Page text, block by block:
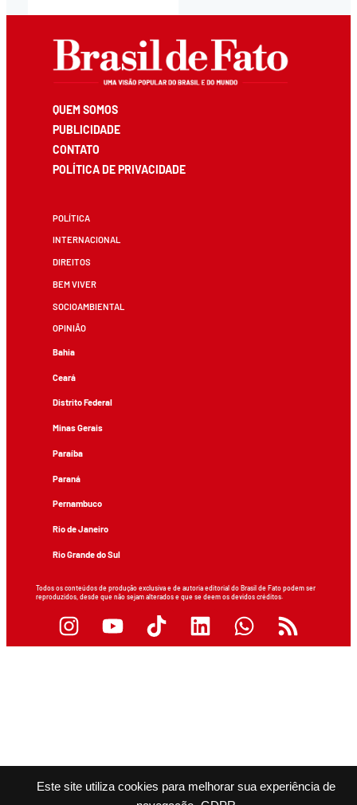
Este site utiliza cookies para melhorar sua experiência de
QUEM SOMOS
PUBLICIDADE
CONTATO
POLÍTICA DE PRIVACIDADE
POLÍTICA
INTERNACIONAL
DIREITOS
BEM VIVER
SOCIOAMBIENTAL
OPINIÃO
Bahia
Ceará
Distrito Federal
Minas Gerais
Paraíba
Paraná
Pernambuco
Rio de Janeiro
Rio Grande do Sul
Todos os conteúdos de produção exclusiva e de autoria editorial do Brasil de Fato podem ser
reproduzidos, desde que não sejam alterados e que se deem os devidos créditos.